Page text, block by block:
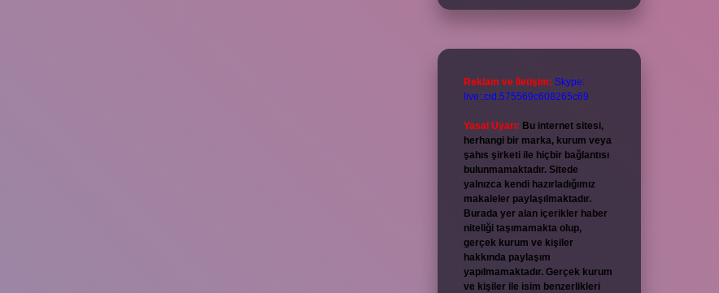
Reklam ve İletişim: Skype:
live:.cid.575569c608265c69
Yasal Uyarı: Bu internet sitesi,
herhangi bir marka, kurum veya
şahıs şirketi ile hiçbir bağlantısı
bulunmamaktadır. Sitede
yalnızca kendi hazırladığımız
makaleler paylaşılmaktadır.
Burada yer alan içerikler haber
niteliği taşımamakta olup,
gerçek kurum ve kişiler
hakkında paylaşım
yapılmamaktadır. Gerçek kurum
ve kişiler ile isim benzerlikleri